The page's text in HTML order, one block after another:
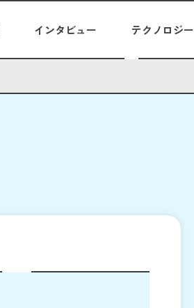
インタビュー テクノロジー